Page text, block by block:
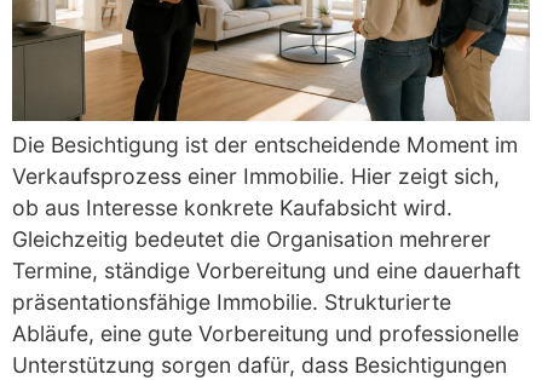
Die Besichtigung ist der entscheidende Moment im
Verkaufsprozess einer Immobilie. Hier zeigt sich,
ob aus Interesse konkrete Kaufabsicht wird.
Gleichzeitig bedeutet die Organisation mehrerer
Termine, ständige Vorbereitung und eine dauerhaft
präsentationsfähige Immobilie. Strukturierte
Abläufe, eine gute Vorbereitung und professionelle
Unterstützung sorgen dafür, dass Besichtigungen